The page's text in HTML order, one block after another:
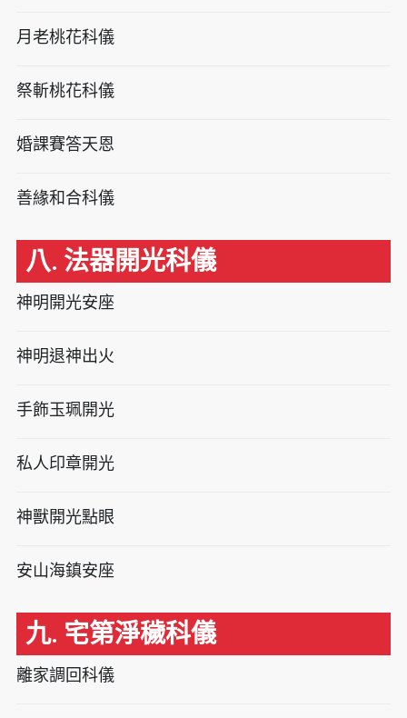
月老桃花科儀
祭斬桃花科儀
婚課賽答天恩
善緣和合科儀
八. 法器開光科儀
神明開光安座
神明退神出火
手飾玉珮開光
私人印章開光
神獸開光點眼
安山海鎮安座
九. 宅第淨穢科儀
離家調回科儀